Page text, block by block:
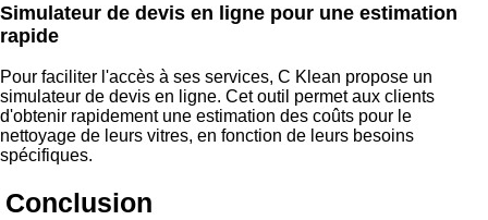
Simulateur de devis en ligne pour une estimation
rapide
Pour faciliter l'accès à ses services, C Klean propose un
simulateur de devis en ligne. Cet outil permet aux clients
d'obtenir rapidement une estimation des coûts pour le
nettoyage de leurs vitres, en fonction de leurs besoins
spécifiques.
Conclusion